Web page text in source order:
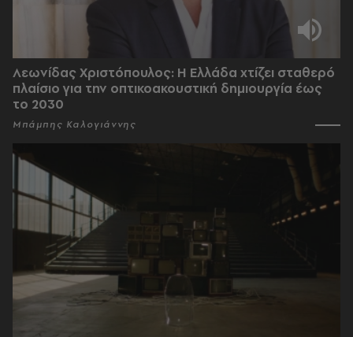
Λεωνίδας Χριστόπουλος: Η Ελλάδα χτίζει σταθερό
πλαίσιο για την οπτικοακουστική δημιουργία έως
το 2030
Μπάμπης Καλογιάννης